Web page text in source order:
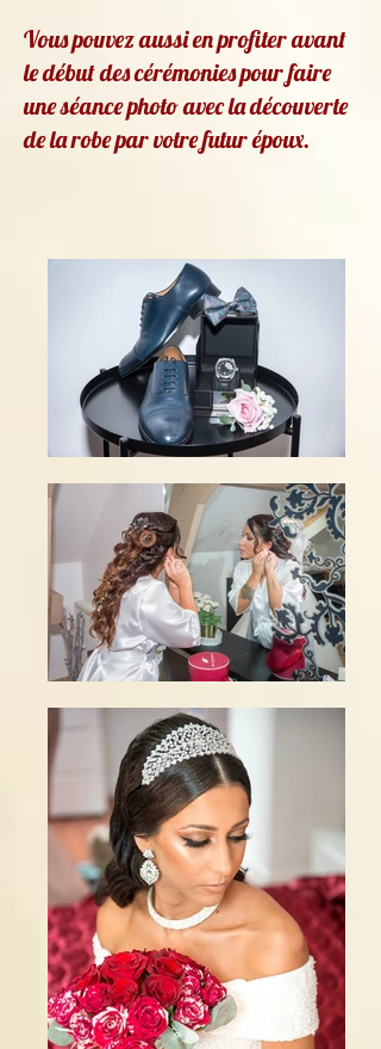
Vous pouvez aussi en profiter avant
le début des cérémonies pour faire
une séance photo avec la découverte
de la robe par votre futur époux.